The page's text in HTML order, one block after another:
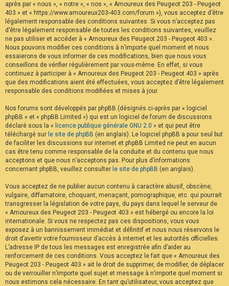
après par « nous », « notre », « nos », « Amoureux des Peugeot 203 - Peugeot
403 » et « https://www.amoureux203-403.com/forum »), vous acceptez d’être
légalement responsable des conditions suivantes. Si vous n’acceptez pas
d’être légalement responsable de toutes les conditions suivantes, veuillez
ne pas utiliser et accéder à « Amoureux des Peugeot 203 - Peugeot 403 ».
Nous pouvons modifier ces conditions à n’importe quel moment et nous
essaierons de vous informer de ces modifications, bien que nous vous
conseillons de vérifier régulièrement par vous-même. En effet, si vous
continuez à participer à « Amoureux des Peugeot 203 - Peugeot 403 » après
que des modifications aient été effectuées, vous acceptez d’être légalement
responsable des conditions modifiées et mises à jour.
Nos forums sont développés par phpBB (désignés ci-après par « logiciel
phpBB » et « phpBB Limited ») qui est un logiciel de forum de discussions
déclaré sous la « licence publique générale GNU 2.0 » et qui peut être
téléchargé sur le site de phpBB (en anglais). Le logiciel phpBB a pour seul but
de faciliter les discussions sur internet et phpBB Limited ne peut en aucun
cas être tenu comme responsable de la conduite et du contenu que nous
acceptons et que nous n’acceptons pas. Pour plus d’informations
concernant phpBB, veuillez consulter le site de phpBB (en anglais).
Vous acceptez de ne publier aucun contenu à caractère abusif, obscène,
vulgaire, diffamatoire, choquant, menaçant, pornographique, etc. qui pourrait
transgresser la législation de votre pays, du pays dans lequel le serveur de
« Amoureux des Peugeot 203 - Peugeot 403 » est hébergé ou encore la loi
internationale. Si vous ne respectez pas ces dispositions, vous vous
exposez à un bannissement immédiat et définitif et nous nous réservons le
droit d’avertir votre fournisseur d’accès à internet et les autorités officielles.
L’adresse IP de tous les messages est enregistrée afin d’aider au
renforcement de ces conditions. Vous acceptez le fait que « Amoureux des
Peugeot 203 - Peugeot 403 » ait le droit de supprimer, de modifier, de déplacer
ou de verrouiller n’importe quel sujet et message à n’importe quel moment si
nous estimons cela nécessaire. En tant qu’utilisateur, vous acceptez que